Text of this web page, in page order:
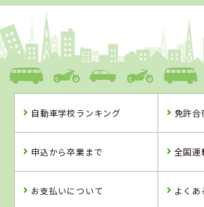
1
千葉県
五井自動車教習所（旧千葉マ
ングスクール）
所（旧千葉マリ
グスクール）
詳 細
グスクール
詳 細
自動車学校ランキング 免許合
申込から卒業まで 全国運
お支払いについて よくあ